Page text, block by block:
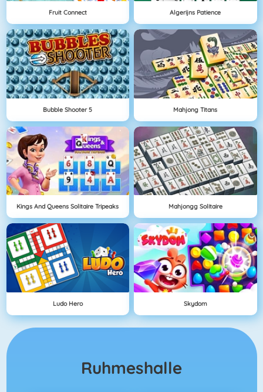
Fruit Connect Algerijns Patience
Bubble Shooter 5 Mahjong Titans
Kings And Queens Solitaire Tripeaks Mahjongg Solitaire
Ludo Hero Skydom
Ruhmeshalle